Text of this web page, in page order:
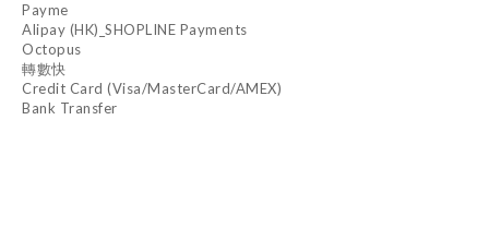
Payme
Alipay (HK)_SHOPLINE Payments
Octopus
轉數快
Credit Card (Visa/MasterCard/AMEX)
Bank Transfer